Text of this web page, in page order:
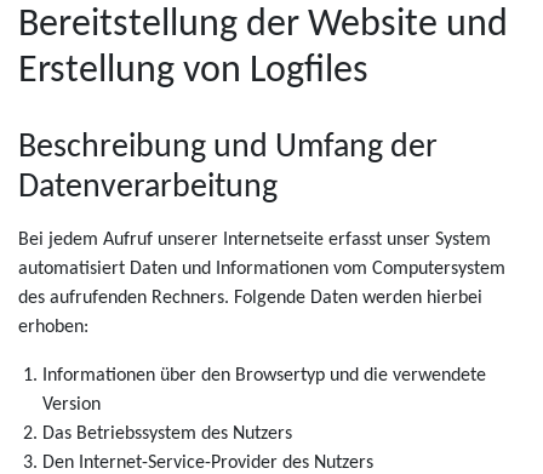
Bereitstellung der Website und
Erstellung von Logfiles
Beschreibung und Umfang der
Datenverarbeitung
Bei jedem Aufruf unserer Internetseite erfasst unser System
automatisiert Daten und Informationen vom Computersystem
des aufrufenden Rechners. Folgende Daten werden hierbei
erhoben:
Informationen über den Browsertyp und die verwendete
Version
Das Betriebssystem des Nutzers
Den Internet-Service-Provider des Nutzers